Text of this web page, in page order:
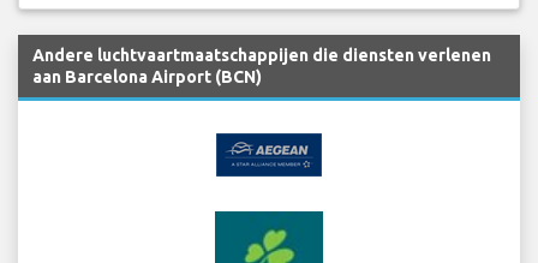
Andere luchtvaartmaatschappijen die diensten verlenen
aan Barcelona Airport (BCN)